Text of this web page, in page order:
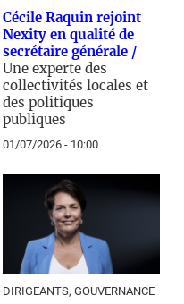
Cécile Raquin rejoint
Nexity en qualité de
secrétaire générale /
Une experte des
collectivités locales et
des politiques
publiques
01/07/2026 - 10:00
DIRIGEANTS, GOUVERNANCE